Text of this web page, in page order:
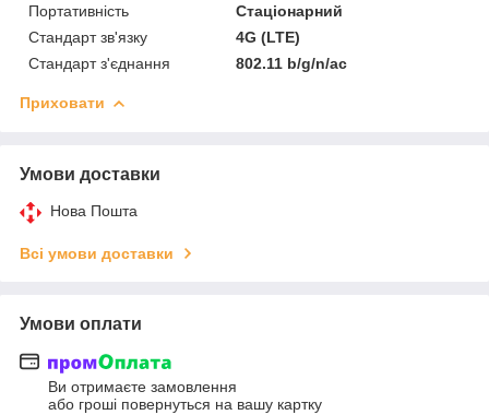
Портативність
Стаціонарний
Стандарт зв'язку
4G (LTE)
Стандарт з'єднання
802.11 b/g/n/ac
Приховати
Умови доставки
Нова Пошта
Всі умови доставки
Умови оплати
Ви отримаєте замовлення
або гроші повернуться на вашу картку